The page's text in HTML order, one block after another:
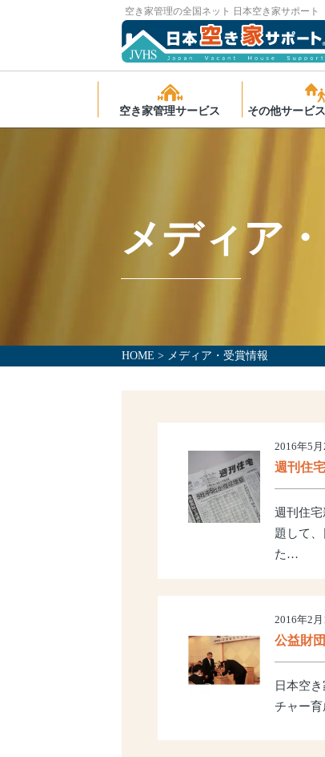
空き家管理の全国ネット 日本空き家サポート
空き家管理サービス
スタンダードプラス
マンション管理プラン
よくあるご質問
その他サービ
後見人受任
高齢者向け
メディア
HOME > メディア・受賞情報
2016年5月
週刊住
週刊住
題して
た…
2016年2月
公益財
日本空
チャー